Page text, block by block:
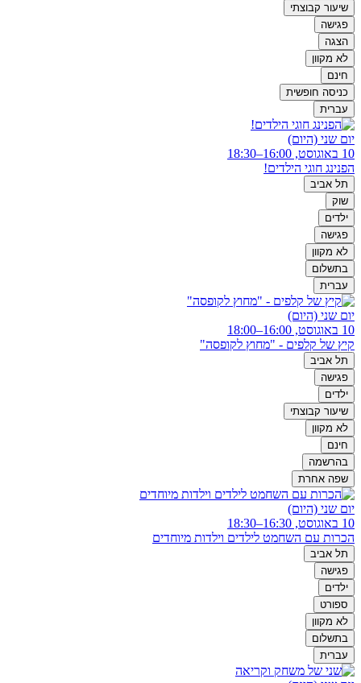
שיעור קבוצתי
פגישה
הצגה
לא מקוון
חינם
כניסה חופשית
עברית
יום שני (היום)
10 באוגוסט, 16:00–18:30
הפנינג חוגי הילדים!
תל אביב
שוק
ילדים
פגישה
לא מקוון
בתשלום
עברית
יום שני (היום)
10 באוגוסט, 16:00–18:00
קיץ של קלפים - "מחוץ לקופסה"
תל אביב
פגישה
ילדים
שיעור קבוצתי
לא מקוון
חינם
בהרשמה
שפה אחרת
יום שני (היום)
10 באוגוסט, 16:30–18:30
הכרות עם השחמט לילדים וילדות מיוחדים
תל אביב
פגישה
ילדים
ספורט
לא מקוון
בתשלום
עברית